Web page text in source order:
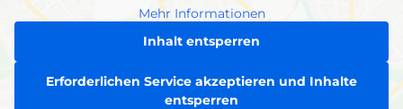
Mehr Informationen
Inhalt entsperren
Erforderlichen Service akzeptieren und Inhalte
entsperren